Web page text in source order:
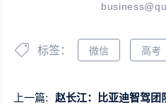
标签： 微信 高考
上一篇:
赵长江：比亚迪智驾团队